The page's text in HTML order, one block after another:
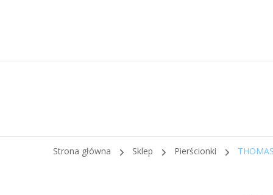
Strona główna Sklep Pierścionki